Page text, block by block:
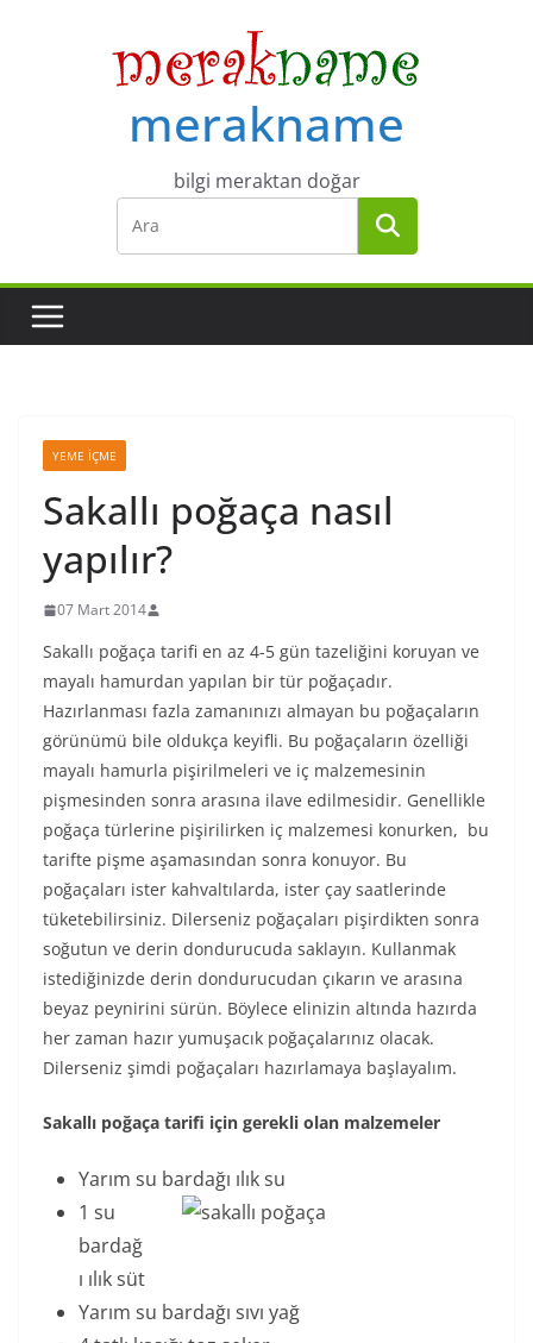
merakname
bilgi meraktan doğar
YEME İÇME
Sakallı poğaça nasıl
yapılır?
07 Mart 2014
Sakallı poğaça tarifi en az 4-5 gün tazeliğini koruyan ve
mayalı hamurdan yapılan bir tür poğaçadır.
Hazırlanması fazla zamanınızı almayan bu poğaçaların
görünümü bile oldukça keyifli. Bu poğaçaların özelliği
mayalı hamurla pişirilmeleri ve iç malzemesinin
pişmesinden sonra arasına ilave edilmesidir. Genellikle
poğaça türlerine pişirilirken iç malzemesi konurken, bu
tarifte pişme aşamasından sonra konuyor. Bu
poğaçaları ister kahvaltılarda, ister çay saatlerinde
tüketebilirsiniz. Dilerseniz poğaçaları pişirdikten sonra
soğutun ve derin dondurucuda saklayın. Kullanmak
istediğinizde derin dondurucudan çıkarın ve arasına
beyaz peynirini sürün. Böylece elinizin altında hazırda
her zaman hazır yumuşacık poğaçalarınız olacak.
Dilerseniz şimdi poğaçaları hazırlamaya başlayalım.
Sakallı poğaça tarifi için gerekli olan malzemeler
Yarım su bardağı ılık su
1 su
bardağ
ı ılık süt
Yarım su bardağı sıvı yağ